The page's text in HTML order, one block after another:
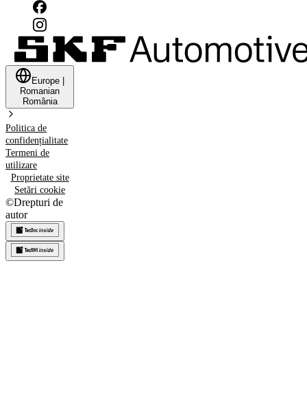
Europe
Romanian
România
Politica de
confidențialitate
Termeni de
utilizare
Proprietate site
Setări cookie
©Drepturi de
autor